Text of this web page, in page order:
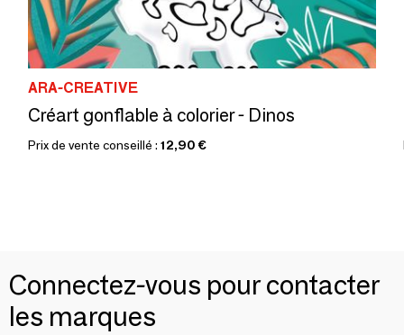
ARA-CREATIVE
Créart gonflable à colorier - Dinos
Prix de vente conseillé : 12,90 €
Connectez-vous pour contacter
les marques